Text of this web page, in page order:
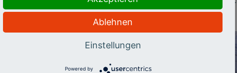
Ablehnen
Einstellungen
Powered by